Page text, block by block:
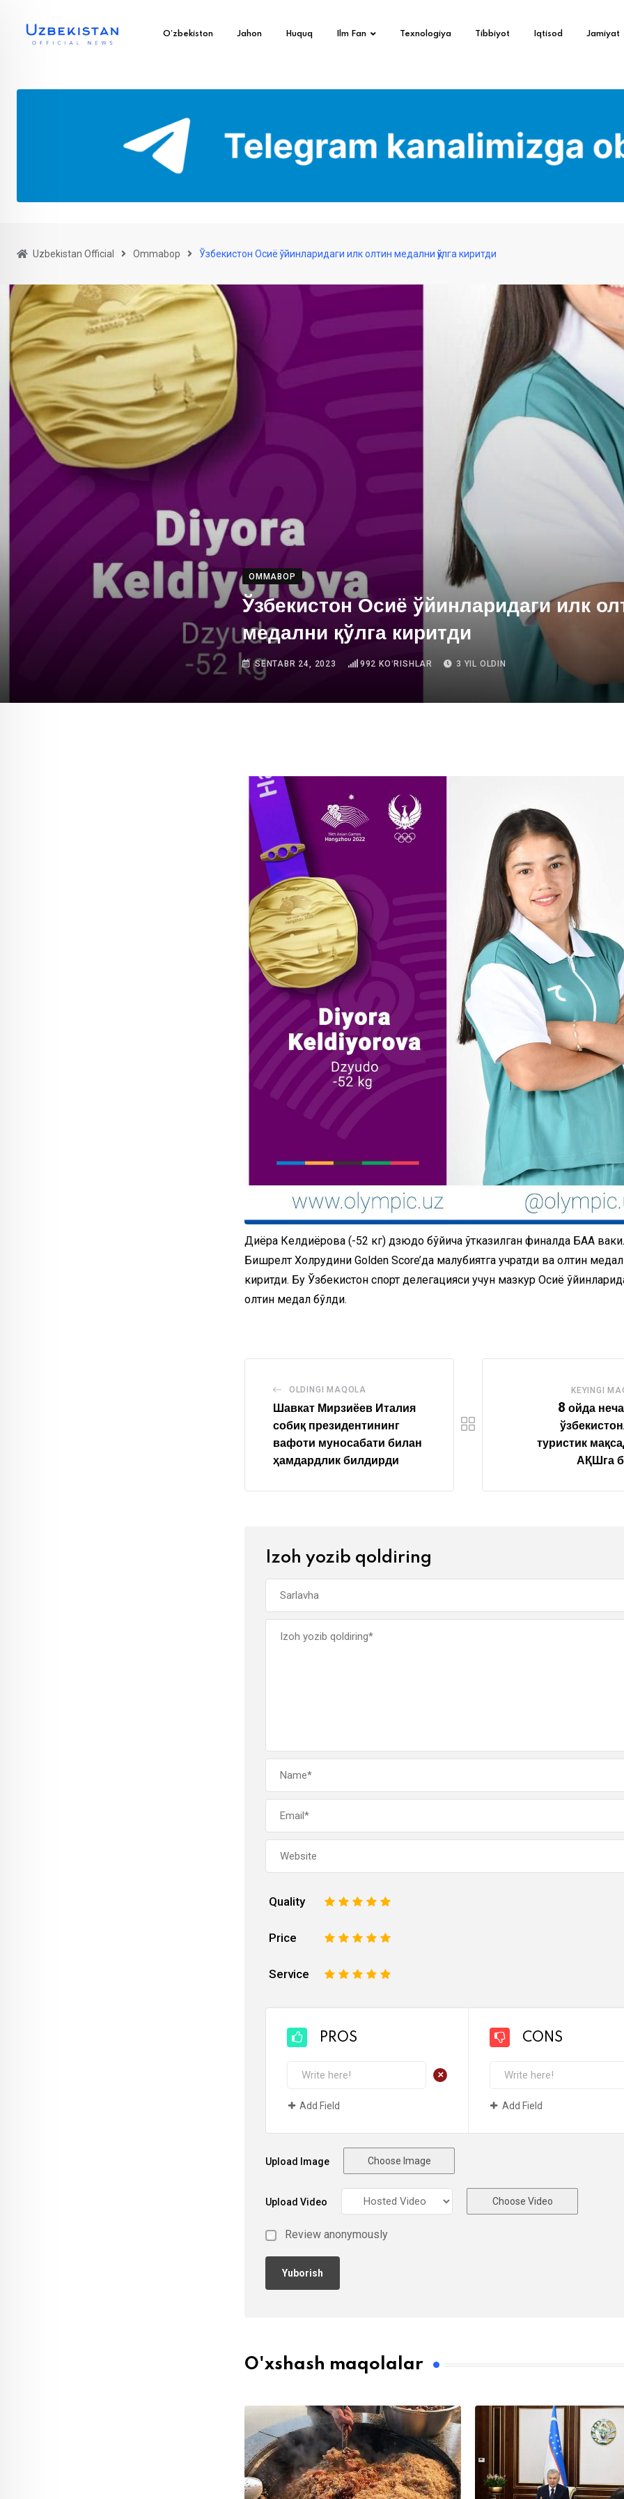
O’zbekiston Jahon Huquq Ilm Fan Texnologiya Tibbiyot Iqtisod Jamiyat
Uzbekistan Official Ommabop Ўзбекистон Осиё ўйинларидаги илк олтин медални қўлга киритди
OMMABOP
Ўзбекистон Осиё ўйинларидаги илк
медални қўлга киритди
SENTABR 24, 2023 992 KOʻRISHLAR 3 YIL OLDIN
Диёра Келдиёрова (-52 кг) дзюдо бўйича ўтказилган финалда БАА
Бишрелт Холрудини Golden Score’да мағлубиятга учратди ва олтин
киритди. Бу Ўзбекистон спорт делегацияси учун мазкур Осиё
олтин медал бўлди.
OLDINGI MAQOLA
Шавкат Мирзиёев Италия
собиқ президентининг
вафоти муносабати билан
ҳамдардлик билдирди
KEYINGI
8 ойда
туристик
АҚШга
Izoh yozib qoldiring
Quality 5
4
3
2
Price 5
4
3
2
Service 5
4
3
2
PROS
+
Add Field
CONS
Add Field
Upload Image Choose Image
Upload Video Choose Video
Review anonymously
O'xshash maqolalar